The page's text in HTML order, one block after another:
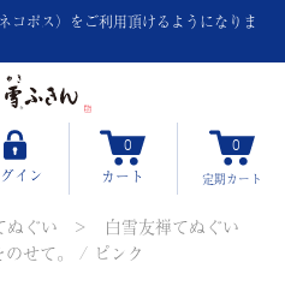
コポス）をご利用頂けるようになりま
イン
0
カート
0
定期カート
ぬぐい
白雪友禅てぬぐい
せて。 / ピンク